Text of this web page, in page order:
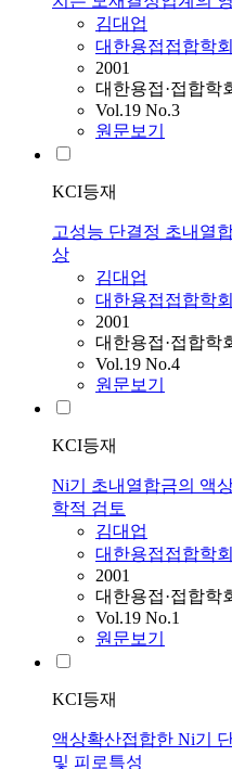
김대업
대한용접접합학회
2001
대한용접·접합학
Vol.19 No.3
원문보기
KCI등재
고성능 단결정 초내열
상
김대업
대한용접접합학회
2001
대한용접·접합학
Vol.19 No.4
원문보기
KCI등재
Ni기 초내열합금의 액
학적 검토
김대업
대한용접접합학회
2001
대한용접·접합학
Vol.19 No.1
원문보기
KCI등재
액상확산접합한 Ni기
및 피로특성